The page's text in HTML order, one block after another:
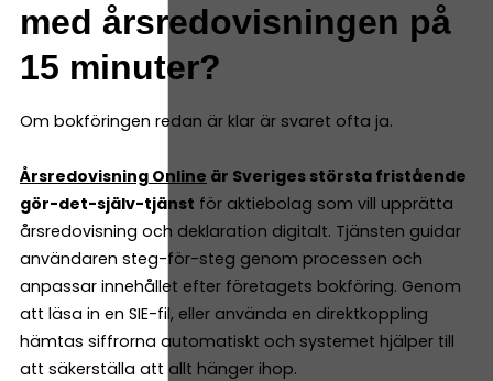
med årsredovisningen på
15 minuter?
Om bokföringen redan är klar är svaret ofta ja.
Årsredovisning Online är Sveriges största fristående
gör-det-själv-tjänst för aktiebolag som vill upprätta
årsredovisning och deklaration digitalt. Tjänsten guidar
användaren steg-för-steg genom processen och
anpassar innehållet efter företagets bokföring. Genom
att läsa in en SIE-fil, eller använda en direktkoppling
hämtas siffrorna automatiskt och systemet hjälper till
att säkerställa att allt hänger ihop.